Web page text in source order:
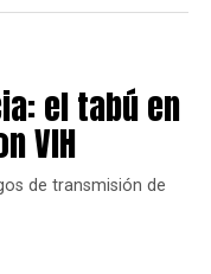
bajo la
Susbielles.
la extracción
las
el tabú en
VIH
de transmisión de